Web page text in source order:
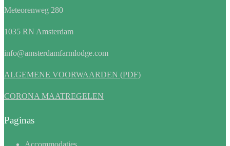
Meteorenweg 280
1035 RN Amsterdam
info@amsterdamfarmlodge.com
ALGEMENE VOORWAARDEN (PDF)
CORONA MAATREGELEN
Paginas
Accommodaties